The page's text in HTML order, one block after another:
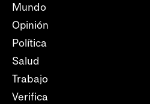
Mundo
Opinión
Política
Salud
Trabajo
Verifica